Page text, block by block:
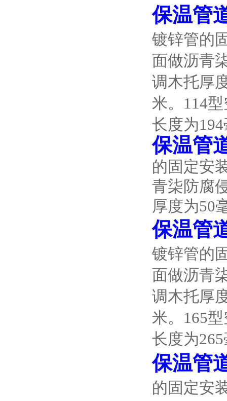
保温管
镀锌管的
面做沥青
调木托厚
米。114
长度为
保温管
的固定安
青柒防腐
厚度为50
保温管
镀锌管的
面做沥青
调木托厚
米。165
长度为
保温管
的固定安